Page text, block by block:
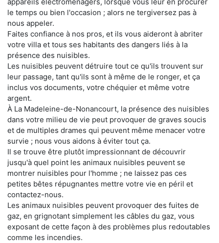
le temps ou bien l'occasion ; alors ne tergiversez pas à
nous appeler.
Faites confiance à nos pros, et ils vous aideront à abriter
votre villa et tous ses habitants des dangers liés à la
présence des nuisibles.
Les nuisibles peuvent détruire tout ce qu'ils trouvent sur
leur passage, tant qu'ils sont à même de le ronger, et ça
inclus vos documents, votre chéquier et même votre
argent.
À La Madeleine-de-Nonancourt, la présence des nuisibles
dans votre milieu de vie peut provoquer de graves soucis
et de multiples drames qui peuvent même menacer votre
survie ; nous vous aidons à éviter tout ça.
Il se trouve être plutôt impressionnant de découvrir
jusqu'à quel point les animaux nuisibles peuvent se
montrer nuisibles pour l'homme ; ne laissez pas ces
petites bêtes répugnantes mettre votre vie en péril et
contactez-nous.
Les animaux nuisibles peuvent provoquer des fuites de
gaz, en grignotant simplement les câbles du gaz, vous
exposant de cette façon à des problèmes plus redoutables
comme les incendies.